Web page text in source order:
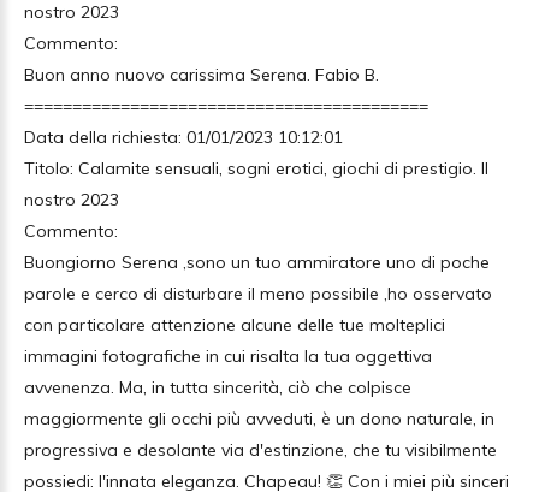
nostro 2023
Commento:
Buon anno nuovo carissima Serena. Fabio B.
==========================================
Data della richiesta: 01/01/2023 10:12:01
Titolo: Calamite sensuali, sogni erotici, giochi di prestigio. Il
nostro 2023
Commento:
Buongiorno Serena ,sono un tuo ammiratore uno di poche
parole e cerco di disturbare il meno possibile ,ho osservato
con particolare attenzione alcune delle tue molteplici
immagini fotografiche in cui risalta la tua oggettiva
avvenenza. Ma, in tutta sincerità, ciò che colpisce
maggiormente gli occhi più avveduti, è un dono naturale, in
progressiva e desolante via d'estinzione, che tu visibilmente
possiedi: l'innata eleganza. Chapeau! 👏 Con i miei più sinceri